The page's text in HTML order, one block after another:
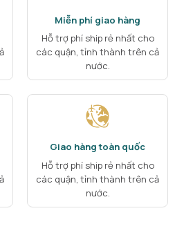
Miễn phí giao hàng
Hỗ trợ phí ship rẻ nhất cho
các quận, tỉnh thành trên cả
nước.
Giao hàng toàn quốc
Hỗ trợ phí ship rẻ nhất cho
các quận, tỉnh thành trên cả
nước.